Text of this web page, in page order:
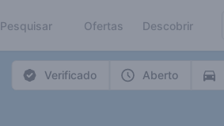
Pesquisar Ofertas Descobrir
Verificado Aberto